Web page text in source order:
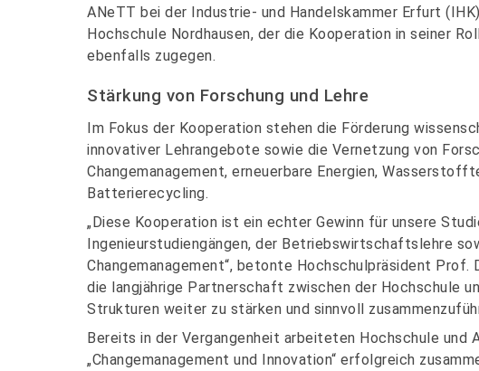
ANeTT bei der Industrie- und Handelskammer Erfurt
Hochschule Nordhausen, der die Kooperation in seiner
ebenfalls zugegen.
Stärkung von Forschung und Lehre
Im Fokus der Kooperation stehen die Förderung
innovativer Lehrangebote sowie die Vernetzung von
Changemanagement, erneuerbare Energien,
Batterierecycling.
„Diese Kooperation ist ein echter Gewinn für unsere
Ingenieurstudiengängen, der Betriebswirtschaftslehre
Changemanagement“, betonte Hochschulpräsident
die langjährige Partnerschaft zwischen der Hochschule
Strukturen weiter zu stärken und sinnvoll
Bereits in der Vergangenheit arbeiteten Hochschule und
„Changemanagement und Innovation“ erfolgreich